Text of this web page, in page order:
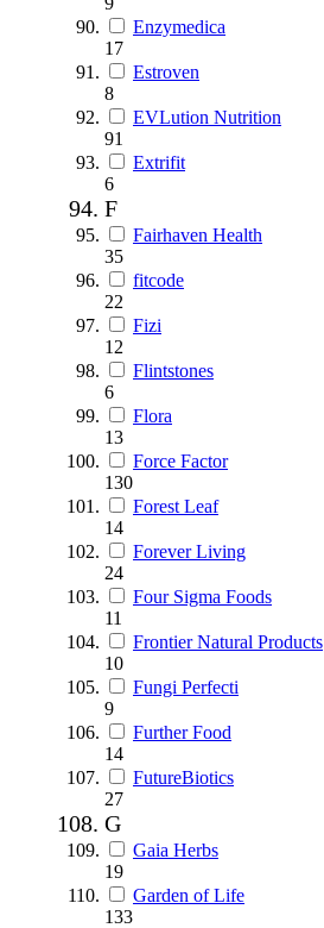
Enzymedica
17
Estroven
8
EVLution Nutrition
91
Extrifit
6
F
Fairhaven Health
35
fitcode
22
Fizi
12
Flintstones
6
Flora
13
Force Factor
130
Forest Leaf
14
Forever Living
24
Four Sigma Foods
11
Frontier Natural Products
10
Fungi Perfecti
9
Further Food
14
FutureBiotics
27
G
Gaia Herbs
19
Garden of Life
133